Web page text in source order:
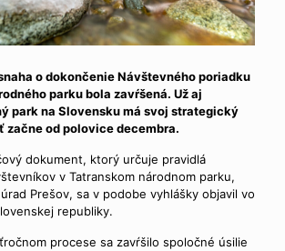
o dokončenie Návštevného poriadku
parku bola zavŕšená. Už aj
park na Slovensku má svoj strategický
začne od polovice decembra.
dokument, ktorý určuje pravidlá
v Tatranskom národnom parku,
Prešov, sa v podobe vyhlášky objavil vo
republiky.
procese sa zavŕšilo spoločné úsilie